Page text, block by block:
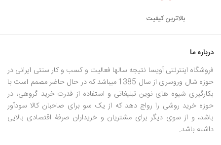
بالاترین کیفیت
درباره ما
فروشگاه اینترنتی آویسا نتیجه سالها فعالیت و کسب و کار سنتی ایرانی در
حوزه شال وروسری از سال 1385 میباشد که در حال حاضر مصمم است با
بکارگیری شیوه های نوین تبلیغاتی و استفاده از قدرت خرید گروهی، در
حوزه خرید روشی را رواج دهد که از یک سو برای صاحبان کالا سودآور
باشد، و از سوی دیگر برای مشتریان و خریداران صرفۀ اقتصادی بالایی
داشته باشد.